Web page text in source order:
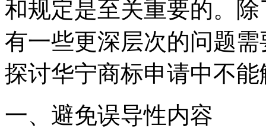
和规定是至关重要的。
有一些更深层次的问题
探讨华宁商标申请中不
一、避免误导性内容